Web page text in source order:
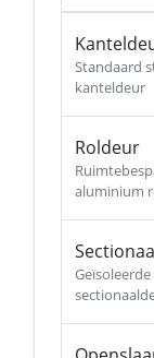
Standaard
kanteldeur
Roldeur
aluminium
Geïsoleerde